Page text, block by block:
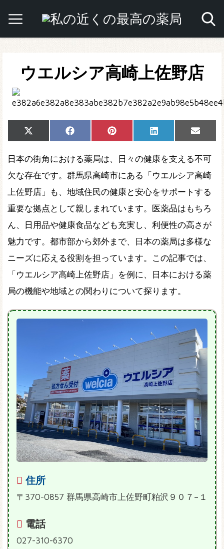
ウエルシア高崎上佐野店
Share
on
X
(Twitter)
Share
on
Facebook Share
on
Pinterest Share
on
LinkedIn
Share
on
Email
日本の街角における薬局は、日々の健康を支える不可
欠な存在です。群馬県高崎市にある「ウエルシア高崎
上佐野店」も、地域住民の健康と安心をサポートする
重要な拠点として親しまれています。医薬品はもちろ
ん、日用品や健康食品なども充実し、利便性の高さが
魅力です。都市部から郊外まで、日本の薬局は多様な
ニーズに応える役割を担っています。この記事では、
「ウエルシア高崎上佐野店」を例に、日本における薬
局の機能や地域との関わりについて探ります。
住所
〒370-0857 群馬県高崎市上佐野町粕沢９０７−１
電話
027-310-6370